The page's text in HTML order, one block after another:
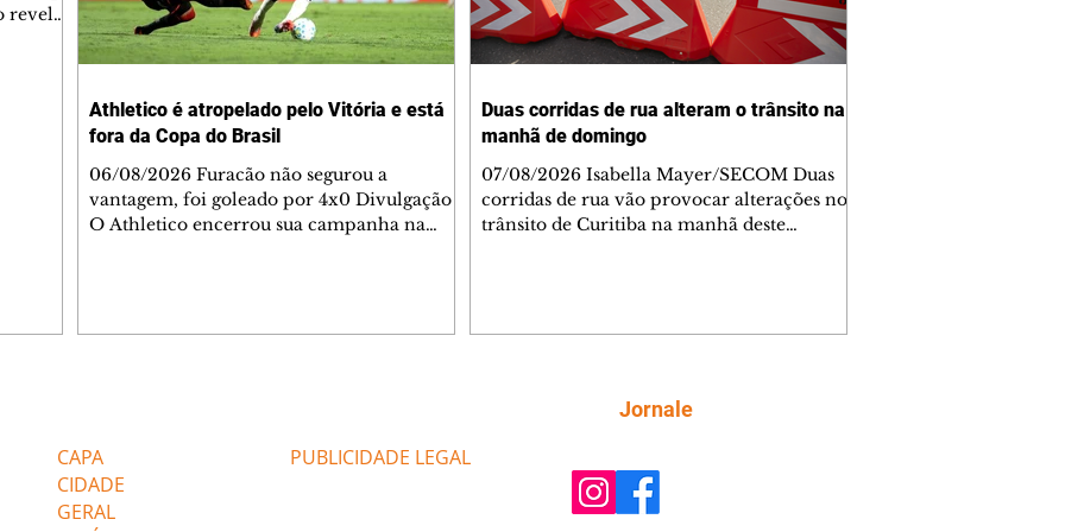
revelar
Athletico é atropelado pelo Vitória e está
fora da Copa do Brasil
06/08/2026 Furacão não segurou a
vantagem, foi goleado por 4x0 Divulgação
O Athletico encerrou sua campanha na
Marinho fecharam a conta no segundo.
Superado por 4×
Duas corridas de rua alteram o trânsito na
manhã de domingo
07/08/2026 Isabella Mayer/SECOM Duas
corridas de rua vão provocar alterações no
trânsito de Curitiba na manhã deste
deslocamentos com antecedência,
respeitem a sinalização provisória e as
utilizando rotas al
CAPA
CIDADE
GERAL
PUBLICIDADE LEGAL
Jornale